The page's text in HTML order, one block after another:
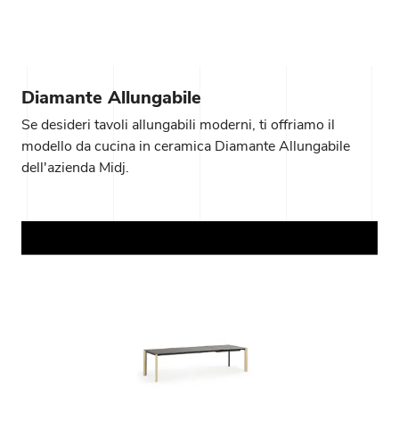
Diamante Allungabile
Se desideri tavoli allungabili moderni, ti offriamo il
modello da cucina in ceramica Diamante Allungabile
dell'azienda Midj.